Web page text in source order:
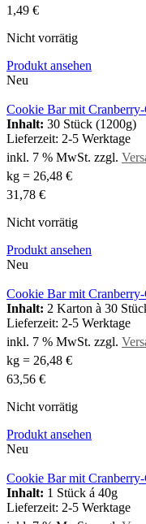
1,49 €
Nicht vorrätig
Produkt ansehen
Neu
Cookie Bar mit
Inhalt: 30 Stück (1200g)
Lieferzeit: 2-5 Werktage
inkl. 7 % MwSt. zzgl.
kg = 26,48 €
31,78 €
Nicht vorrätig
Produkt ansehen
Neu
Cookie Bar mit
Inhalt: 2 Karton à 30
Lieferzeit: 2-5 Werktage
inkl. 7 % MwSt. zzgl.
kg = 26,48 €
63,56 €
Nicht vorrätig
Produkt ansehen
Neu
Cookie Bar mit
Inhalt: 1 Stück á 40g
Lieferzeit: 2-5 Werktage